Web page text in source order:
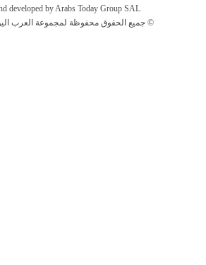
developed by Arabs Today Group SAL
جميع الحقوق محفوظة لمجموعة العرب اليوم الاعلامية 2025 ©